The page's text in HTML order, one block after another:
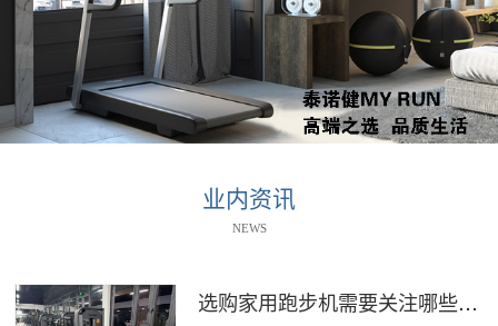
业内资讯
NEWS
选购家用跑步机需要关注哪些核心参数？